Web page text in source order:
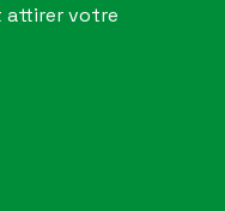
attirer votre